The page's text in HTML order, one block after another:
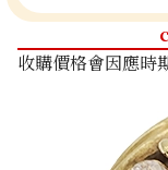
收購價格會因應時